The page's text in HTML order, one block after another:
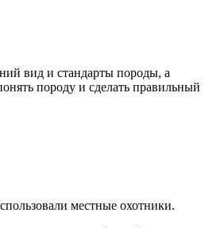
вид и стандарты породы, а
породу и сделать правильный
местные охотники.